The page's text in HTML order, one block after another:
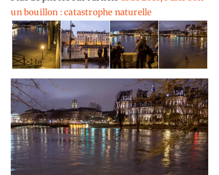
un bouillon : catastrophe naturelle